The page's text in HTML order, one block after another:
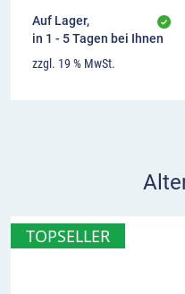
Auf Lager,
in 1 - 5 Tagen bei Ihnen
zzgl. 19 % MwSt.
TOPSELLER